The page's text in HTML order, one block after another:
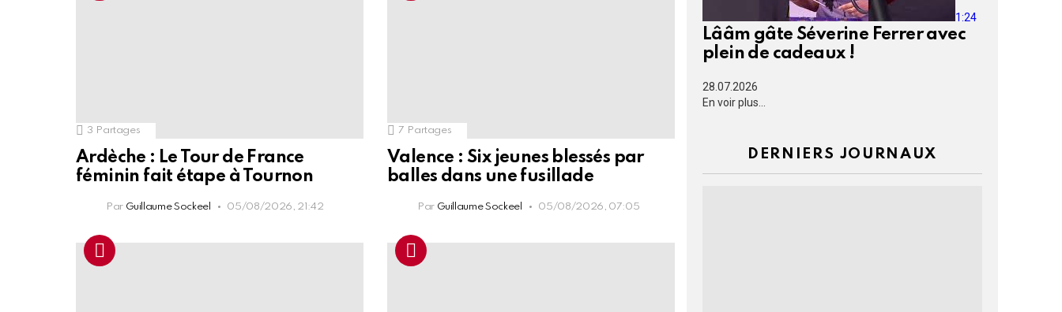
3 Partages
Ardèche : Le Tour de France
féminin fait étape à Tournon
Par Guillaume Sockeel 05/08/2026, 21:42
7 Partages
Valence : Six jeunes blessés par
balles dans une fusillade
Par Guillaume Sockeel 05/08/2026, 07:05
1:24
Lââm gâte Séverine Ferrer avec
plein de cadeaux !
28.07.2026
En voir plus...
DERNIERS JOURNAUX